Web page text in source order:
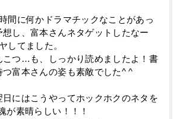
間に何かドラマチックなことがあっ
し、富本さんネタゲットしたなー
してました。
こつ…も、しっかり読めましたよ！書
つ富本さんの姿も素敵でした^ ^
日にはこうやってホックホクのネタを
が素晴らしい！！！